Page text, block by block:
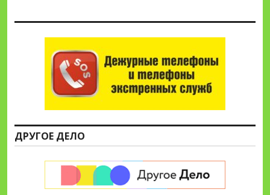
ДРУГОЕ ДЕЛО